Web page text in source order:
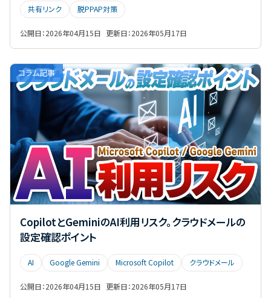
共有リンク 脱PPAP対策
公開日：2026年04月15日 更新日：2026年05月17日
コラム記事
CopilotとGeminiのAI利用リスク。クラウドメールの
設定確認ポイント
AI Google Gemini Microsoft Copilot クラウドメール
公開日：2026年04月15日 更新日：2026年05月17日